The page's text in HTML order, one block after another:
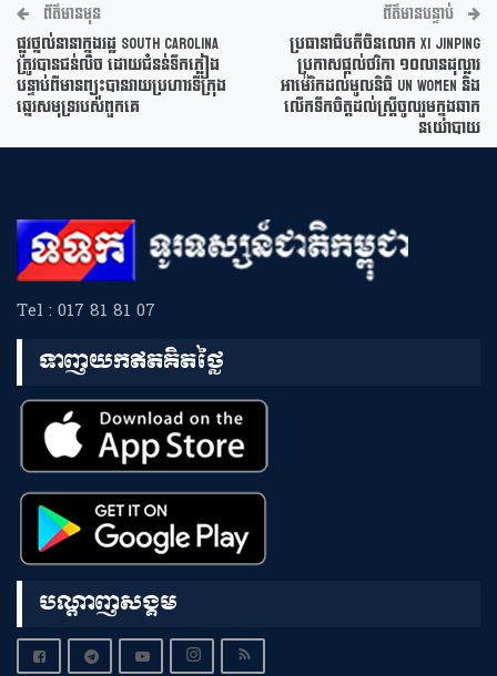
ព័ត៌មានមុន
ផ្លូវថ្នល់នានាក្នុងរដ្ឋ South Carolina
ត្រូវបានជន់លិច ដោយជំនន់ទឹកភ្លៀង
បន្ទាប់ពីមានព្យុះបានវាយប្រហារទីក្រុង
ឆ្នេរសមុទ្ររបស់ពួកគេ
ព័ត៌មានបន្ទាប់
ប្រធានាធិបតីចិនលោក Xi Jinping
ប្រកាសផ្តល់ថវិកា ១០លានដុល្លារ
អាម៉េរិកដល់មូលនិធិ UN Women និង
លើកទឹកចិត្តដល់ស្រ្តីចូលរួមក្នុងឆាក
នយោបាយ
Tel : 017 81 81 07
ទាញយកឥតគិតថ្លៃ
បណ្តាញសង្គម